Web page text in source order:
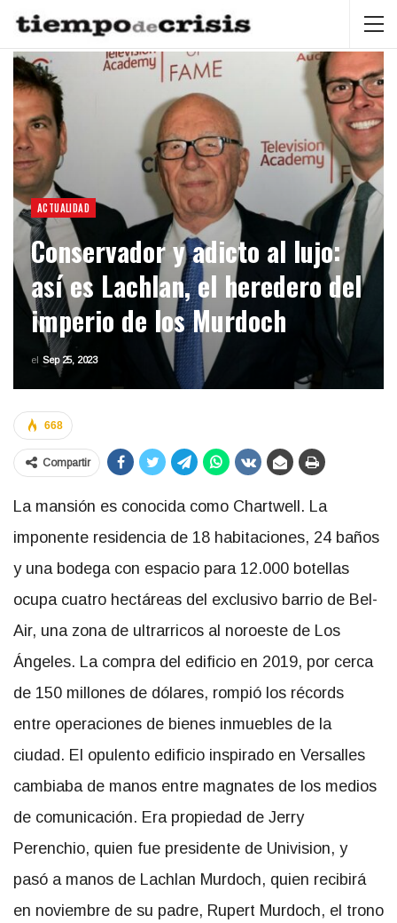
ACTUALIDAD
Conservador y adicto al lujo:
así es Lachlan, el heredero del
imperio de los Murdoch
el Sep 25, 2023
668
Compartir
La mansión es conocida como Chartwell. La
imponente residencia de 18 habitaciones, 24 baños
y una bodega con espacio para 12.000 botellas
ocupa cuatro hectáreas del exclusivo barrio de Bel-
Air, una zona de ultrarricos al noroeste de Los
Ángeles. La compra del edificio en 2019, por cerca
de 150 millones de dólares, rompió los récords
entre operaciones de bienes inmuebles de la
ciudad. El opulento edificio inspirado en Versalles
cambiaba de manos entre magnates de los medios
de comunicación. Era propiedad de Jerry
Perenchio, quien fue presidente de Univision, y
pasó a manos de Lachlan Murdoch, quien recibirá
en noviembre de su padre, Rupert Murdoch, el trono